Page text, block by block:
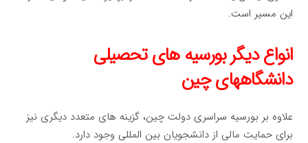
این مسیر است.
انواع دیگر بورسیه های تحصیلی
دانشگاههای چین
علاوه بر بورسیه سراسری دولت چین، گزینه های متعدد دیگری نیز
برای حمایت مالی از دانشجویان بین المللی وجود دارد.